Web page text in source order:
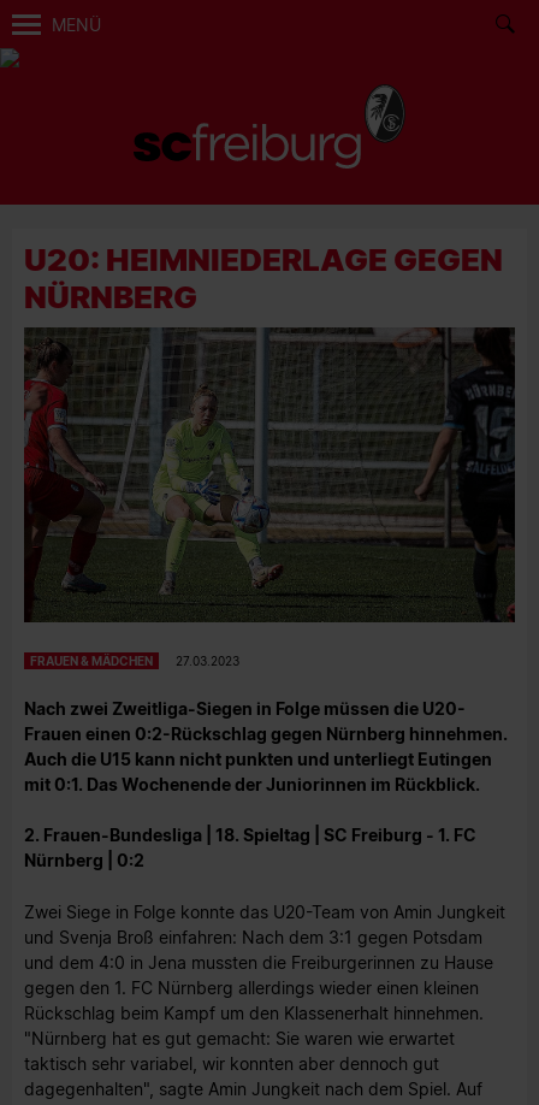
MENÜ
U20: HEIMNIEDERLAGE GEGEN
NÜRNBERG
FRAUEN & MÄDCHEN 27.03.2023
Nach zwei Zweitliga-Siegen in Folge müssen die U20-
Frauen einen 0:2-Rückschlag gegen Nürnberg hinnehmen.
Auch die U15 kann nicht punkten und unterliegt Eutingen
mit 0:1. Das Wochenende der Juniorinnen im Rückblick.
2. Frauen-Bundesliga | 18. Spieltag | SC Freiburg - 1. FC
Nürnberg | 0:2
Zwei Siege in Folge konnte das U20-Team von Amin Jungkeit
und Svenja Broß einfahren: Nach dem 3:1 gegen Potsdam
und dem 4:0 in Jena mussten die Freiburgerinnen zu Hause
gegen den 1. FC Nürnberg allerdings wieder einen kleinen
Rückschlag beim Kampf um den Klassenerhalt hinnehmen.
"Nürnberg hat es gut gemacht: Sie waren wie erwartet
taktisch sehr variabel, wir konnten aber dennoch gut
dagegenhalten", sagte Amin Jungkeit nach dem Spiel. Auf